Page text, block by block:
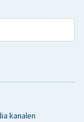
kanalen